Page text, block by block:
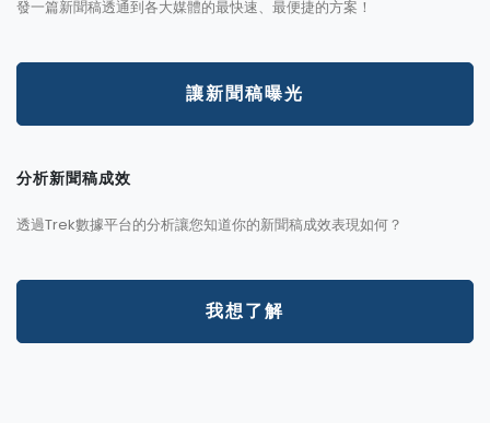
發一篇新聞稿透通到各大媒體的最快速、最便捷的方案！
讓新聞稿曝光
分析新聞稿成效
透過Trek數據平台的分析讓您知道你的新聞稿成效表現如何？
我想了解